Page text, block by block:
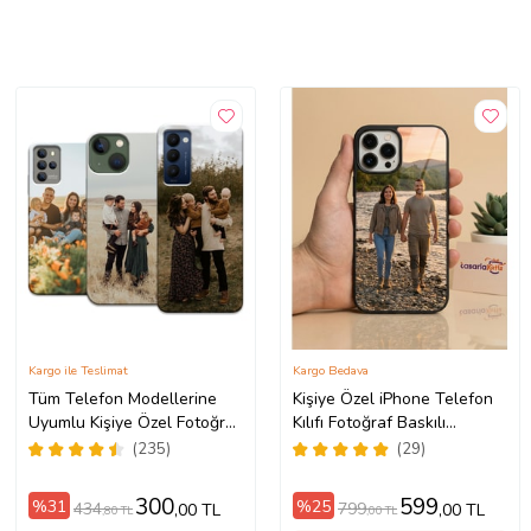
Tüm Telefon Modellerine
Uyumlu Kişiye Özel Fotoğraf
Baskılı Telefon Kılıfı
(235)
Kargo ile Teslimat
%31 434,80 TL 300,00 TL
Kişiye Özel iPhone Telefon
Kılıfı Fotoğraf Baskılı
11/13/14/14Pro/14ProMax/15/
(29)
Kargo Bedava
%25 799,00 TL 599,00 TL